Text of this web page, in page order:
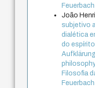
Feuerbach
João
subjetivo
dialética
do espírito
Filosofia
Feuerbach